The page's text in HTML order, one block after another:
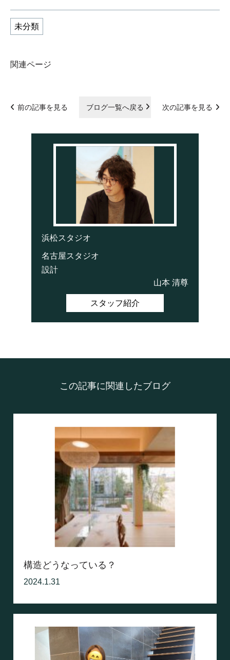
未分類
関連ページ
前の記事を見る ブログ一覧へ戻る 次の記事を見る
浜松スタジオ
名古屋スタジオ
設計
山本 清尊
スタッフ紹介
この記事に関連したブログ
構造どうなっている？
2024.1.31